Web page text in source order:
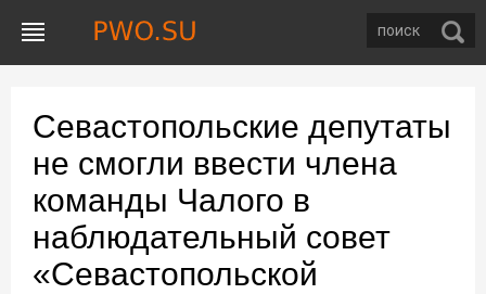
Севастопольские депутаты
не смогли ввести члена
команды Чалого в
наблюдательный совет
«Севастопольской